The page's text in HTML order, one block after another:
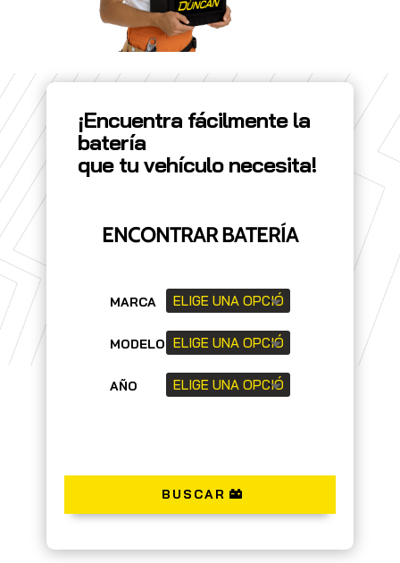
¡Encuentra fácilmente la
batería
que tu vehículo necesita!
ENCONTRAR BATERÍA
MARCA
MODELO
AÑO
BUSCAR